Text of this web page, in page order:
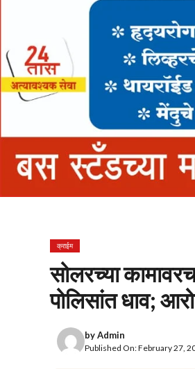
क्राईम
सोलरच्या
पोलिसांत धाव;
byAdmin
Published On: February 27,